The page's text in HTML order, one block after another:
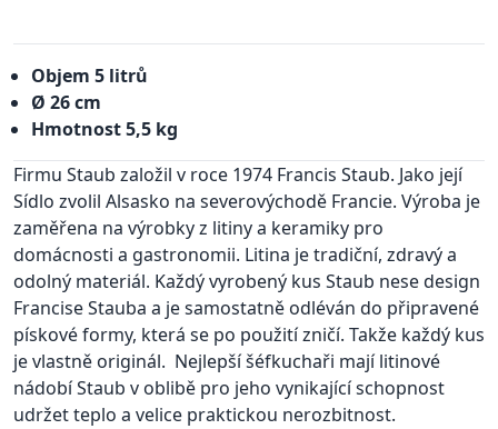
Objem 5 litrů
Ø 26 cm
Hmotnost 5,5 kg
Firmu Staub založil v roce 1974 Francis Staub. Jako její
Sídlo zvolil Alsasko na severovýchodě Francie. Výroba je
zaměřena na výrobky z litiny a keramiky pro
domácnosti a gastronomii. Litina je tradiční, zdravý a
odolný materiál. Každý vyrobený kus Staub nese design
Francise Stauba a je samostatně odléván do připravené
pískové formy, která se po použití zničí. Takže každý kus
je vlastně originál. Nejlepší šéfkuchaři mají litinové
nádobí Staub v oblibě pro jeho vynikající schopnost
udržet teplo a velice praktickou nerozbitnost.